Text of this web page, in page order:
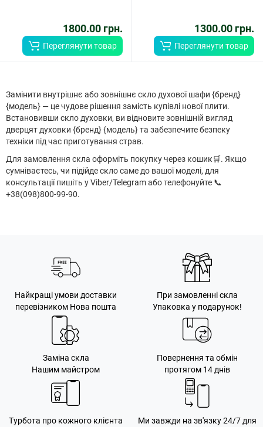
1800.00 грн.
Переглянути товар
1300.00 грн.
Переглянути товар
Замінити внутрішнє або зовнішнє скло духової шафи {бренд}
{модель} — це чудове рішення замість купівлі нової плити.
Встановивши скло духовки, ви відновите зовнішній вигляд
дверцят духовки {бренд} {модель} та забезпечите безпеку
техніки під час приготування страв.
Для замовлення скла оформіть покупку через кошик🛒. Якщо
сумніваєтесь, чи підійде скло саме до вашої моделі, для
консультації пишіть у Viber/Telegram або телефонуйте 📞
+38(098)800-99-90.
Найкращі умови доставки
перевізником Нова пошта
При замовленні скла
Упаковка у подарунок!
Заміна скла
Нашим майстром
Повернення та обмін
протягом 14 днів
Турбота про кожного клієнта
Ми завжди на зв'язку 24/7 для